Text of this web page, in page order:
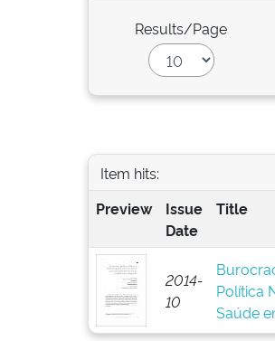
Results/Page
Item hits:
Preview
Issue
Date
Title
2014-
10
Política
Saúde